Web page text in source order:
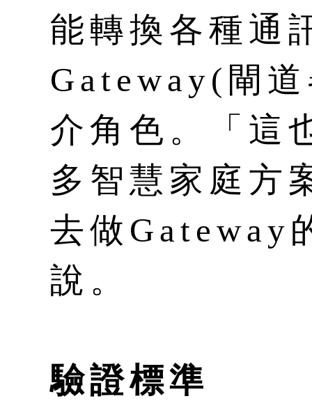
能轉換各種通
Gateway(閘
介角色。「這
多智慧家庭方
去做Gateway
說。
驗證標準